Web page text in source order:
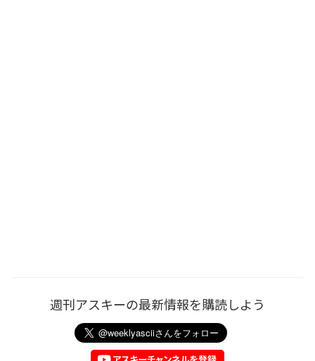
週刊アスキーの最新情報を購読しよう